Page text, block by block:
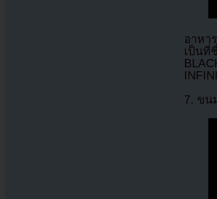
อาหา
เป็น
7. ขน